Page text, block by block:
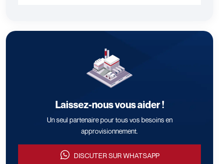
Laissez-nous vous aider !
Un seul partenaire pour tous vos besoins en
approvisionnement.
DISCUTER SUR WHATSAPP